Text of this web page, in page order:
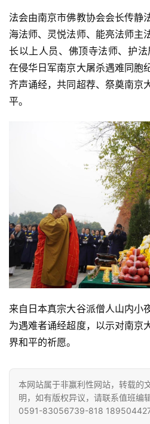
八
点
僧
音
高
僧
访
心
乐
菩
法会由南京市佛教协会会长传静
海法师、灵悦法师、能亮法师主
长以上人员、佛顶寺法师、护法
在侵华日军南京大屠杀遇难同胞
齐声诵经，共同超荐、祭奠南京
平。
来自日本真宗大谷派僧人山内小
为遇难者诵经超度，以示对南京
界和平的祈愿。
本网站属于非赢利性网站，转载的
明，如有版权异议，请联系值班编
0591-83056739-818